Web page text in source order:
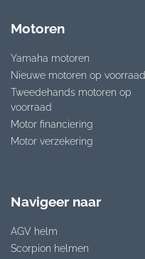
Motoren
Yamaha motoren
Nieuwe motoren op voorraad
Tweedehands motoren op
voorraad
Motor financiering
Motor verzekering
Navigeer naar
AGV helm
Scorpion helmen